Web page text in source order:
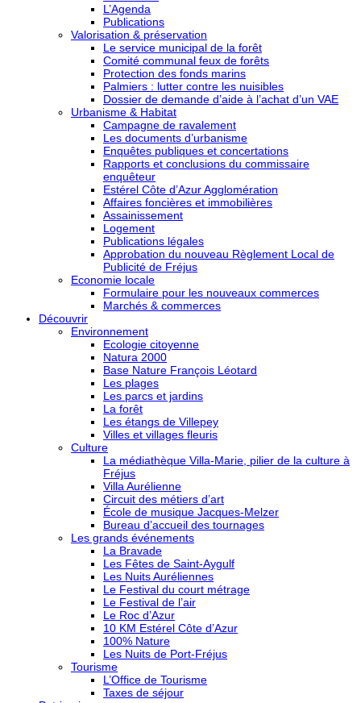
L’Agenda
Publications
Valorisation & préservation
Le service municipal de la forêt
Comité communal feux de forêts
Protection des fonds marins
Palmiers : lutter contre les nuisibles
Dossier de demande d’aide à l’achat d’un VAE
Urbanisme & Habitat
Campagne de ravalement
Les documents d’urbanisme
Enquêtes publiques et concertations
Rapports et conclusions du commissaire
enquêteur
Estérel Côte d’Azur Agglomération
Affaires foncières et immobilières
Assainissement
Logement
Publications légales
Approbation du nouveau Règlement Local de
Publicité de Fréjus
Economie locale
Formulaire pour les nouveaux commerces
Marchés & commerces
Découvrir
Environnement
Ecologie citoyenne
Natura 2000
Base Nature François Léotard
Les plages
Les parcs et jardins
La forêt
Les étangs de Villepey
Villes et villages fleuris
Culture
La médiathèque Villa-Marie, pilier de la culture à
Fréjus
Villa Aurélienne
Circuit des métiers d’art
École de musique Jacques-Melzer
Bureau d’accueil des tournages
Les grands événements
La Bravade
Les Fêtes de Saint-Aygulf
Les Nuits Auréliennes
Le Festival du court métrage
Le Festival de l’air
Le Roc d’Azur
10 KM Estérel Côte d’Azur
100% Nature
Les Nuits de Port-Fréjus
Tourisme
L’Office de Tourisme
Taxes de séjour